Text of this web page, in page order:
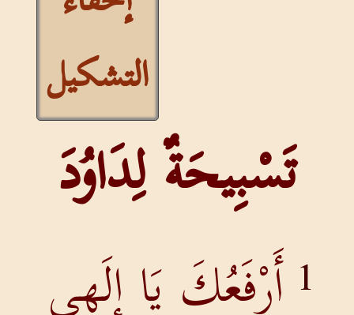
التشكيل
تَسْبِيحَةٌ لِدَاوُدَ
1أَرْفَعُكَ يَا إِلَهِي